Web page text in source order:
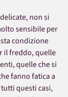
non si
sensibile per
condizione
il freddo, quelle
quelle che si
fanno fatica a
questi casi,